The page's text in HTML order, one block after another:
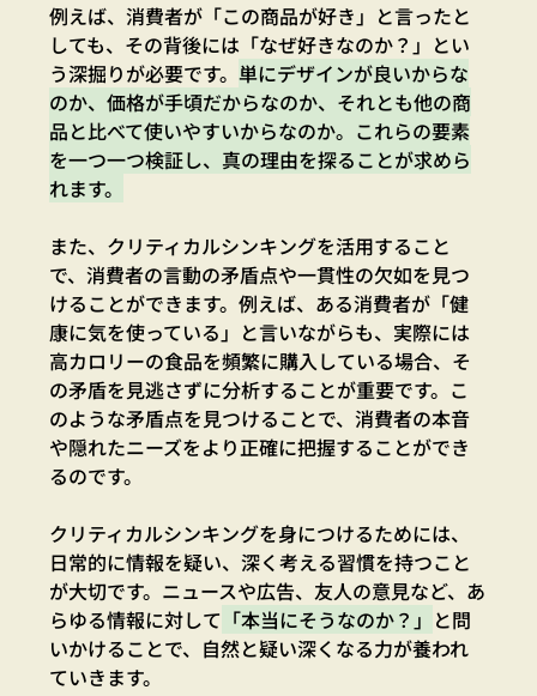
例えば、消費者が「この商品が好き」と言ったと
しても、その背後には「なぜ好きなのか？」とい
う深掘りが必要です。単にデザインが良いからな
のか、価格が手頃だからなのか、それとも他の商
品と比べて使いやすいからなのか。これらの要素
を一つ一つ検証し、真の理由を探ることが求めら
れます。
また、クリティカルシンキングを活用すること
で、消費者の言動の矛盾点や一貫性の欠如を見つ
けることができます。例えば、ある消費者が「健
康に気を使っている」と言いながらも、実際には
高カロリーの食品を頻繁に購入している場合、そ
の矛盾を見逃さずに分析することが重要です。こ
のような矛盾点を見つけることで、消費者の本音
や隠れたニーズをより正確に把握することができ
るのです。
クリティカルシンキングを身につけるためには、
日常的に情報を疑い、深く考える習慣を持つこと
が大切です。ニュースや広告、友人の意見など、あ
らゆる情報に対して 「本当にそうなのか？」 と問
いかけることで、自然と疑い深くなる力が養われ
ていきます。